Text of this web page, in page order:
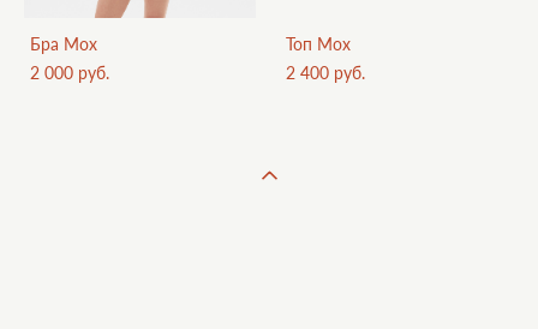
Бра Мох
2 000 pуб.
Топ Мох
2 400 pуб.